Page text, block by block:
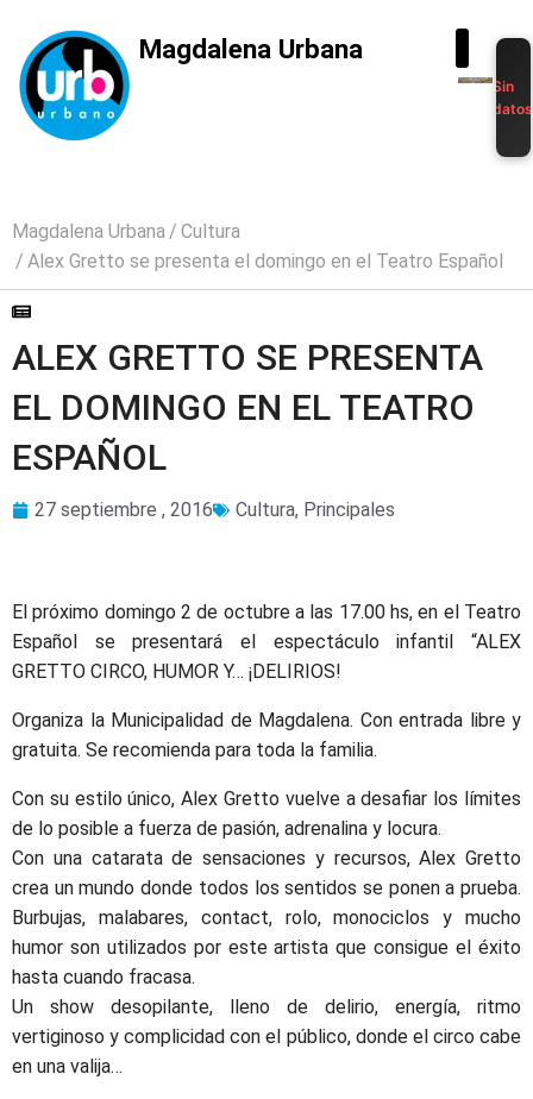
Magdalena Urbana
Sin
datos
Magdalena Urbana
Cultura
Alex Gretto se presenta el domingo en el Teatro Español
ALEX GRETTO SE PRESENTA
EL DOMINGO EN EL TEATRO
ESPAÑOL
27 septiembre , 2016 Cultura, Principales
El próximo domingo 2 de octubre a las 17.00 hs, en el Teatro
Español se presentará el espectáculo infantil “ALEX
GRETTO CIRCO, HUMOR Y… ¡DELIRIOS!
Organiza la Municipalidad de Magdalena. Con entrada libre y
gratuita. Se recomienda para toda la familia.
Con su estilo único, Alex Gretto vuelve a desafiar los límites
de lo posible a fuerza de pasión, adrenalina y locura.
Con una catarata de sensaciones y recursos, Alex Gretto
crea un mundo donde todos los sentidos se ponen a prueba.
Burbujas, malabares, contact, rolo, monociclos y mucho
humor son utilizados por este artista que consigue el éxito
hasta cuando fracasa.
Un show desopilante, lleno de delirio, energía, ritmo
vertiginoso y complicidad con el público, donde el circo cabe
en una valija…